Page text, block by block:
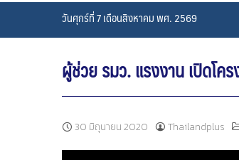
วันศุกร์ที่ 7 เดือนสิงหาคม พศ. 2569
ผู้ช่วย รมว. แรงงาน เปิดโ
30 มิถุนายน 2020 Thailandplus